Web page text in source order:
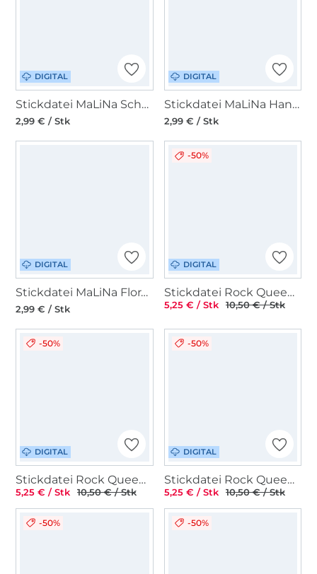
DIGITAL
Stickdatei MaLiNa Schmetterling Lillybeth
2,99 € / Stk
DIGITAL
Stickdatei MaLiNa Hans der Igel
2,99 € / Stk
DIGITAL
Stickdatei MaLiNa Flora Flower
2,99 € / Stk
DIGITAL
-50%
Stickdatei Rock Queen Giga Hunde Set
5,25 € / Stk 10,50 € / Stk
DIGITAL
-50%
Stickdatei Rock Queen Lichtsäckchen Häuser
5,25 € / Stk 10,50 € / Stk
DIGITAL
-50%
Stickdatei Rock Queen Teelicht Cover Häuser 1
5,25 € / Stk 10,50 € / Stk
-50% -50%